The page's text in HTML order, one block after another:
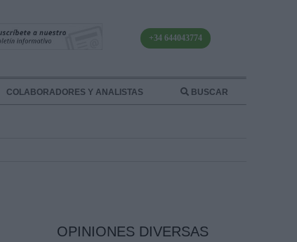
+34 644043774
COLABORADORES Y ANALISTAS BUSCAR
OPINIONES DIVERSAS